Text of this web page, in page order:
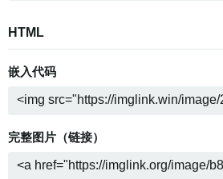
HTML
嵌入代码
完整图片（链接）